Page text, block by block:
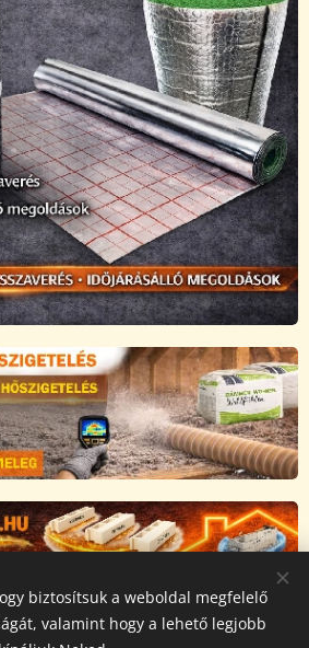
Pro Kft működteti, a weboldalon
biztosítsuk a weboldal megfelelő
valamint hogy a lehető legjobb